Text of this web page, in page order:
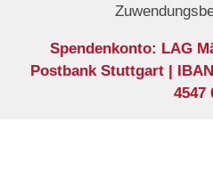
Spendenkonto: LAG
Postbank Stuttgart |
4547